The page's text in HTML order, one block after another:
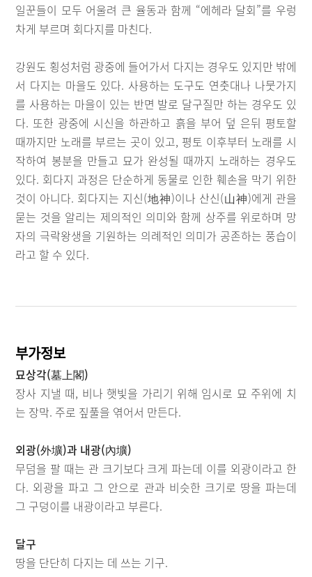
일꾼들이 모두 어울려 큰 율동과 함께 “에헤라 달회”를 우렁
차게 부르며 회다지를 마친다.
강원도 횡성처럼 광중에 들어가서 다지는 경우도 있지만 밖에
서 다지는 마을도 있다. 사용하는 도구도 연춧대나 나뭇가지
를 사용하는 마을이 있는 반면 발로 달구질만 하는 경우도 있
다. 또한 광중에 시신을 하관하고 흙을 부어 덮 은뒤 평토할
때까지만 노래를 부르는 곳이 있고, 평토 이후부터 노래를 시
작하여 봉분을 만들고 묘가 완성될 때까지 노래하는 경우도
있다. 회다지 과정은 단순하게 동물로 인한 훼손을 막기 위한
것이 아니다. 회다지는 지신(地神)이나 산신(山神)에게 관을
묻는 것을 알리는 제의적인 의미와 함께 상주를 위로하며 망
자의 극락왕생을 기원하는 의례적인 의미가 공존하는 풍습이
라고 할 수 있다.
부가정보
묘상각(墓上閣)
장사 지낼 때, 비나 햇빛을 가리기 위해 임시로 묘 주위에 치
는 장막. 주로 짚풀을 엮어서 만든다.
외광(外壙)과 내광(內壙)
무덤을 팔 때는 관 크기보다 크게 파는데 이를 외광이라고 한
다. 외광을 파고 그 안으로 관과 비슷한 크기로 땅을 파는데
그 구덩이를 내광이라고 부른다.
달구
땅을 단단히 다지는 데 쓰는 기구.